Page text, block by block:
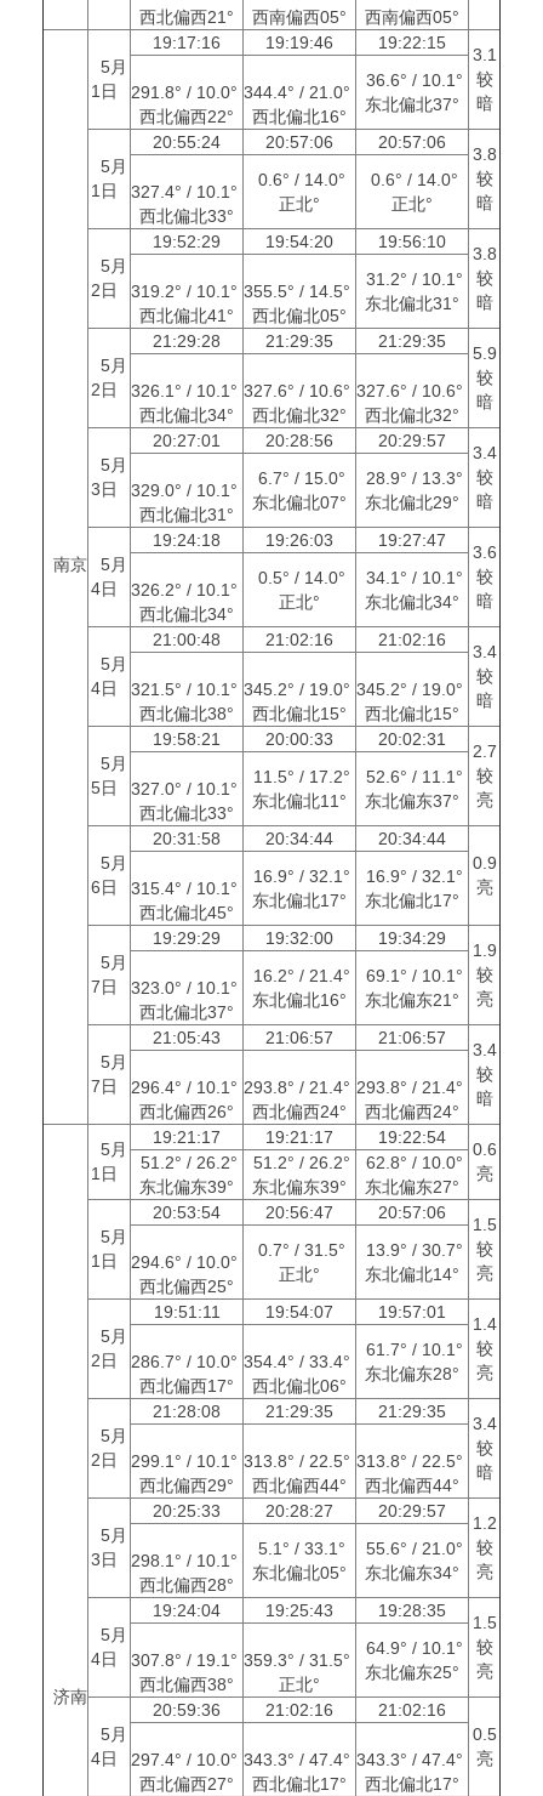
西北偏西21°
西南偏西05°
西南偏西05°
南京
5月
1日
19:17:16 19:19:46 19:22:15
3.1
较
暗
291.8° / 10.0°
西北偏西22°
344.4° / 21.0°
西北偏北16°
36.6° / 10.1°
东北偏北37°
5月
1日
20:55:24 20:57:06 20:57:06
3.8
较
暗
327.4° / 10.1°
西北偏北33°
0.6° / 14.0°
正北°
0.6° / 14.0°
正北°
5月
2日
19:52:29 19:54:20 19:56:10
3.8
较
暗
319.2° / 10.1°
西北偏北41°
355.5° / 14.5°
西北偏北05°
31.2° / 10.1°
东北偏北31°
5月
2日
21:29:28 21:29:35 21:29:35
5.9
较
暗
326.1° / 10.1°
西北偏北34°
327.6° / 10.6°
西北偏北32°
327.6° / 10.6°
西北偏北32°
5月
3日
20:27:01 20:28:56 20:29:57
3.4
较
暗
329.0° / 10.1°
西北偏北31°
6.7° / 15.0°
东北偏北07°
28.9° / 13.3°
东北偏北29°
5月
4日
19:24:18 19:26:03 19:27:47
3.6
较
暗
326.2° / 10.1°
西北偏北34°
0.5° / 14.0°
正北°
34.1° / 10.1°
东北偏北34°
5月
4日
21:00:48 21:02:16 21:02:16
3.4
较
暗
321.5° / 10.1°
西北偏北38°
345.2° / 19.0°
西北偏北15°
345.2° / 19.0°
西北偏北15°
5月
5日
19:58:21 20:00:33 20:02:31
2.7
较
亮
327.0° / 10.1°
西北偏北33°
11.5° / 17.2°
东北偏北11°
52.6° / 11.1°
东北偏东37°
5月
6日
20:31:58 20:34:44
20:34:44
0.9
亮
315.4° / 10.1°
西北偏北45°
16.9° / 32.1°
东北偏北17°
16.9° / 32.1°
东北偏北17°
5月
7日
19:29:29 19:32:00 19:34:29
1.9
较
亮
323.0° / 10.1°
西北偏北37°
16.2° / 21.4°
东北偏北16°
69.1° / 10.1°
东北偏东21°
5月
7日
21:05:43 21:06:57 21:06:57
3.4
较
暗
296.4° / 10.1°
西北偏西26°
293.8° / 21.4°
西北偏西24°
293.8° / 21.4°
西北偏西24°
济南
5月
1日
19:21:17 19:21:17 19:22:54
0.6
亮
51.2° / 26.2°
东北偏东39°
51.2° / 26.2°
东北偏东39°
62.8° / 10.0°
东北偏东27°
5月
1日
20:53:54 20:56:47 20:57:06
1.5
较
亮
294.6° / 10.0°
西北偏西25°
0.7° / 31.5°
正北°
13.9° / 30.7°
东北偏北14°
5月
2日
19:51:11 19:54:07 19:57:01
1.4
较
亮
286.7° / 10.0°
西北偏西17°
354.4° / 33.4°
西北偏北06°
61.7° / 10.1°
东北偏东28°
5月
2日
21:28:08 21:29:35 21:29:35
3.4
较
暗
299.1° / 10.1°
西北偏西29°
313.8° / 22.5°
西北偏西44°
313.8° / 22.5°
西北偏西44°
5月
3日
20:25:33 20:28:27 20:29:57
1.2
较
亮
298.1° / 10.1°
西北偏西28°
5.1° / 33.1°
东北偏北05°
55.6° / 21.0°
东北偏东34°
5月
4日
19:24:04 19:25:43 19:28:35
1.5
较
亮
307.8° / 19.1°
西北偏西38°
359.3° / 31.5°
正北°
64.9° / 10.1°
东北偏东25°
5月
4日
20:59:36 21:02:16
21:02:16
0.5
亮
297.4° / 10.0°
西北偏西27°
343.3° / 47.4°
西北偏北17°
343.3° / 47.4°
西北偏北17°